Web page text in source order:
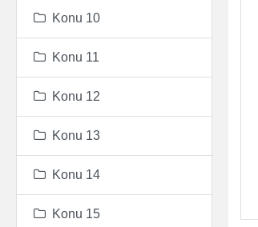
Konu 10
Konu 11
Konu 12
Konu 13
Konu 14
Konu 15